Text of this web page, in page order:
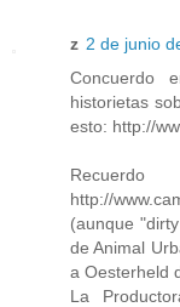
z 2 de junio
Concuerdo
historietas
esto: http://
http://
(aunque
de Animal
a Oesterheld
La